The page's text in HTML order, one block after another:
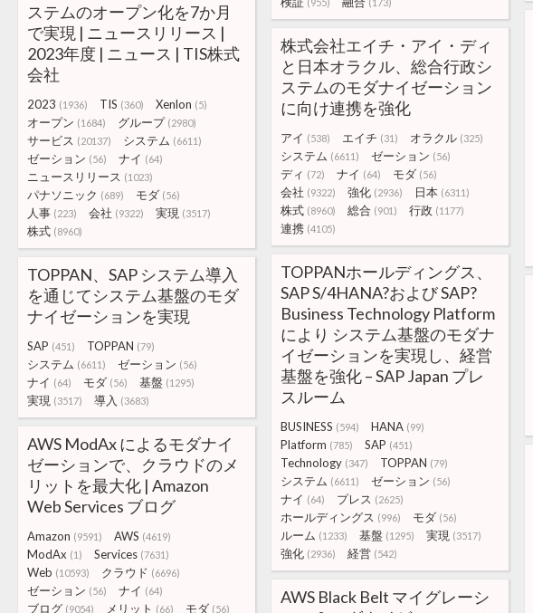
ステムのオープン化を7か月
で実現 | ニュースリリース |
2023年度 | ニュース | TIS株式
会社
2023 (1936) TIS (360) Xenlon (5)
オープン (1684) グループ (2980)
サービス (20137) システム (6611)
ゼーション (56) ナイ (64)
ニュースリリース (1023)
パナソニック (689) モダ (56)
人事 (223) 会社 (9322) 実現 (3517)
株式 (8960)
株式会社エイチ・アイ・ディ
と日本オラクル、総合行政シ
ステムのモダナイゼーション
に向け連携を強化
アイ (538) エイチ (31) オラクル (325)
システム (6611) ゼーション (56)
ディ (72) ナイ (64) モダ (56)
会社 (9322) 強化 (2936) 日本 (6311)
株式 (8960) 総合 (901) 行政 (1177)
連携 (4105)
TOPPANホールディングス、
SAP S/4HANA?および SAP?
Business Technology Platform
により システム基盤のモダナ
イゼーションを実現し、経営
基盤を強化 – SAP Japan プレ
スルーム
BUSINESS (594) HANA (99)
Platform (785) SAP (451)
Technology (347) TOPPAN (79)
システム (6611) ゼーション (56)
ナイ (64) プレス (2625)
ホールディングス (996) モダ (56)
ルーム (1233) 基盤 (1295) 実現 (3517)
強化 (2936) 経営 (542)
TOPPAN、SAP システム導入
を通じてシステム基盤のモダ
ナイゼーションを実現
SAP (451) TOPPAN (79)
システム (6611) ゼーション (56)
ナイ (64) モダ (56) 基盤 (1295)
実現 (3517) 導入 (3683)
AWS ModAx によるモダナイ
ゼーションで、クラウドのメ
リットを最大化 | Amazon
Web Services ブログ
Amazon (9591) AWS (4619)
ModAx (1) Services (7631)
Web (10593) クラウド (6696)
ゼーション (56) ナイ (64)
ブログ (9054) メリット (66) モダ (56)
AWS Black Belt マイグレーシ